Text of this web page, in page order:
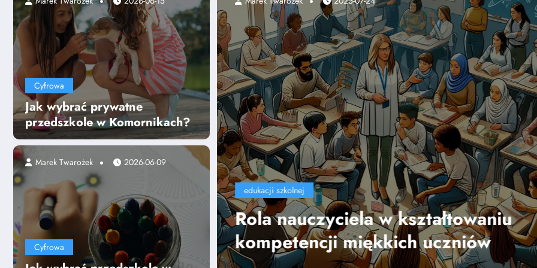
Cyfrowa
Jak wybrać prywatne
przedszkole w Komornikach?
Cyfrowa
Marek Twarożek 2026-06-09
w kształtowaniu
miękkich uczniów
edukacji szkolnej
Wpływ technologii na
nauczania